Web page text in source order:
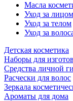
Масла
Уход за лицом
Уход за телом
Уход за
Детская косметика
Наборы для
Средства личной
Расчески для волос
Зеркала
Ароматы для дома